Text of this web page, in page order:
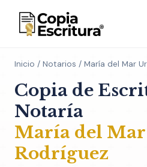
Inicio / Notarios / María del Mar
Copia de
Notaría
María del
Rodríguez